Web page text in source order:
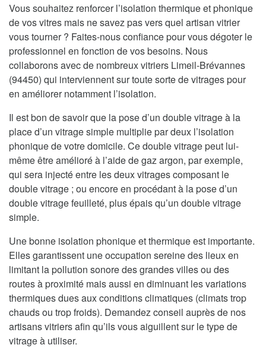
Vous souhaitez renforcer l’isolation thermique et phonique
de vos vitres mais ne savez pas vers quel artisan vitrier
vous tourner ? Faites-nous confiance pour vous dégoter le
professionnel en fonction de vos besoins. Nous
collaborons avec de nombreux vitriers Limeil-Brévannes
(94450) qui interviennent sur toute sorte de vitrages pour
en améliorer notamment l’isolation.
Il est bon de savoir que la pose d’un double vitrage à la
place d’un vitrage simple multiplie par deux l’isolation
phonique de votre domicile. Ce double vitrage peut lui-
même être amélioré à l’aide de gaz argon, par exemple,
qui sera injecté entre les deux vitrages composant le
double vitrage ; ou encore en procédant à la pose d’un
double vitrage feuilleté, plus épais qu’un double vitrage
simple.
Une bonne isolation phonique et thermique est importante.
Elles garantissent une occupation sereine des lieux en
limitant la pollution sonore des grandes villes ou des
routes à proximité mais aussi en diminuant les variations
thermiques dues aux conditions climatiques (climats trop
chauds ou trop froids). Demandez conseil auprès de nos
artisans vitriers afin qu’ils vous aiguillent sur le type de
vitrage à utiliser.